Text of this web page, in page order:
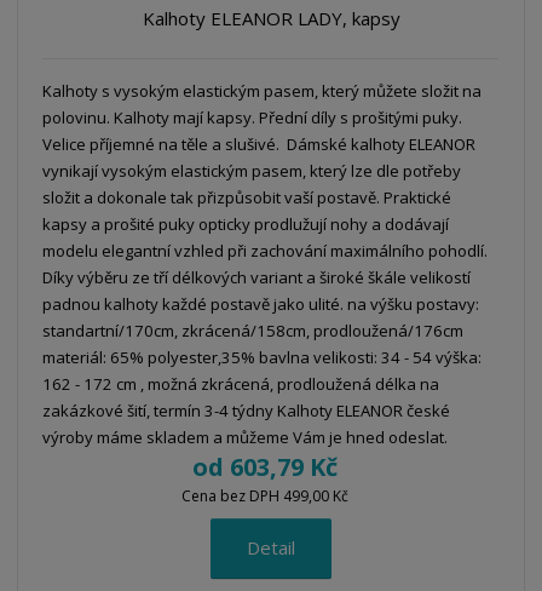
Kalhoty ELEANOR LADY, kapsy
Kalhoty s vysokým elastickým pasem, který můžete složit na
polovinu. Kalhoty mají kapsy. Přední díly s prošitými puky.
Velice příjemné na těle a slušivé. Dámské kalhoty ELEANOR
vynikají vysokým elastickým pasem, který lze dle potřeby
složit a dokonale tak přizpůsobit vaší postavě. Praktické
kapsy a prošité puky opticky prodlužují nohy a dodávají
modelu elegantní vzhled při zachování maximálního pohodlí.
Díky výběru ze tří délkových variant a široké škále velikostí
padnou kalhoty každé postavě jako ulité. na výšku postavy:
standartní/170cm, zkrácená/158cm, prodloužená/176cm
materiál: 65% polyester,35% bavlna velikosti: 34 - 54 výška:
162 - 172 cm , možná zkrácená, prodloužená délka na
zakázkové šití, termín 3-4 týdny Kalhoty ELEANOR české
výroby máme skladem a můžeme Vám je hned odeslat.
od 603,79 Kč
Cena bez DPH 499,00 Kč
Detail